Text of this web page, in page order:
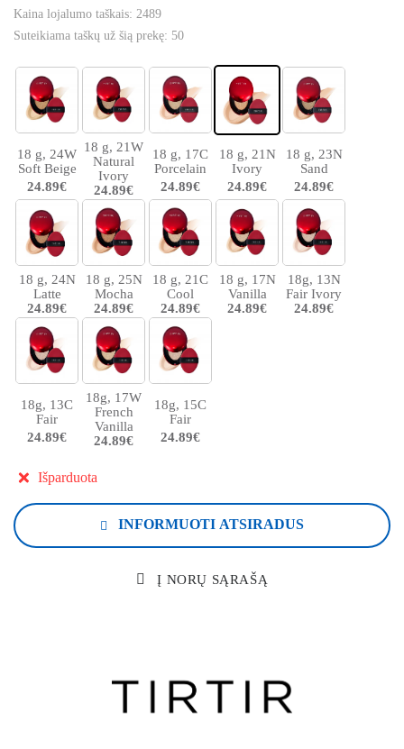
Kaina lojalumo taškais: 2489
Suteikiama taškų už šią prekę: 50
18 g, 24W
Soft Beige
24.89€
18 g, 21W
Natural
Ivory
24.89€
18 g, 17C
Porcelain
24.89€
18 g, 21N
Ivory
24.89€
18 g, 23N
Sand
24.89€
18 g, 24N
Latte
24.89€
18 g, 25N
Mocha
24.89€
18 g, 21C
Cool
24.89€
18 g, 17N
Vanilla
24.89€
18g, 13N
Fair Ivory
24.89€
18g, 13C
Fair
24.89€
18g, 17W
French
Vanilla
24.89€
18g, 15C
Fair
24.89€
Išparduota
INFORMUOTI ATSIRADUS
Į NORŲ SĄRAŠĄ